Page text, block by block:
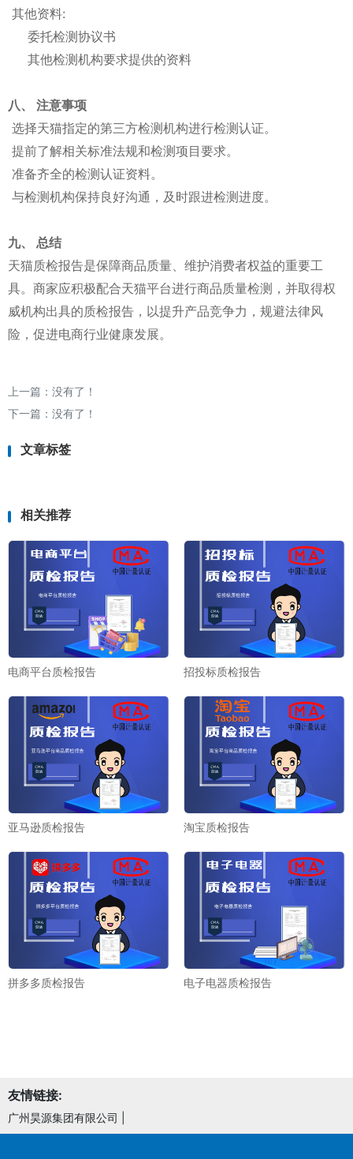
其他资料:
委托检测协议书
其他检测机构要求提供的资料
八、 注意事项
选择天猫指定的第三方检测机构进行检测认证。
提前了解相关标准法规和检测项目要求。
准备齐全的检测认证资料。
与检测机构保持良好沟通，及时跟进检测进度。
九、 总结
天猫质检报告是保障商品质量、维护消费者权益的重要工
具。商家应积极配合天猫平台进行商品质量检测，并取得权
威机构出具的质检报告，以提升产品竞争力，规避法律风
险，促进电商行业健康发展。
上一篇：没有了！
下一篇：没有了！
文章标签
相关推荐
电商平台质检报告 招投标质检报告
亚马逊质检报告 淘宝质检报告
拼多多质检报告 电子电器质检报告
友情链接:
广州昊源集团有限公司